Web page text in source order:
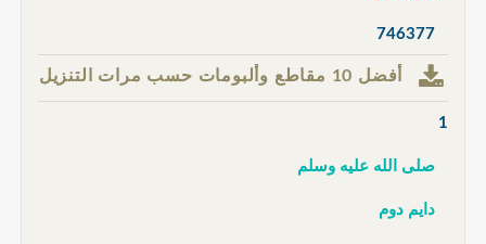
746377
أفضل 10 مقاطع وألبومات حسب مرات التنزيل
1
صلى الله عليه وسلم
دايم دوم